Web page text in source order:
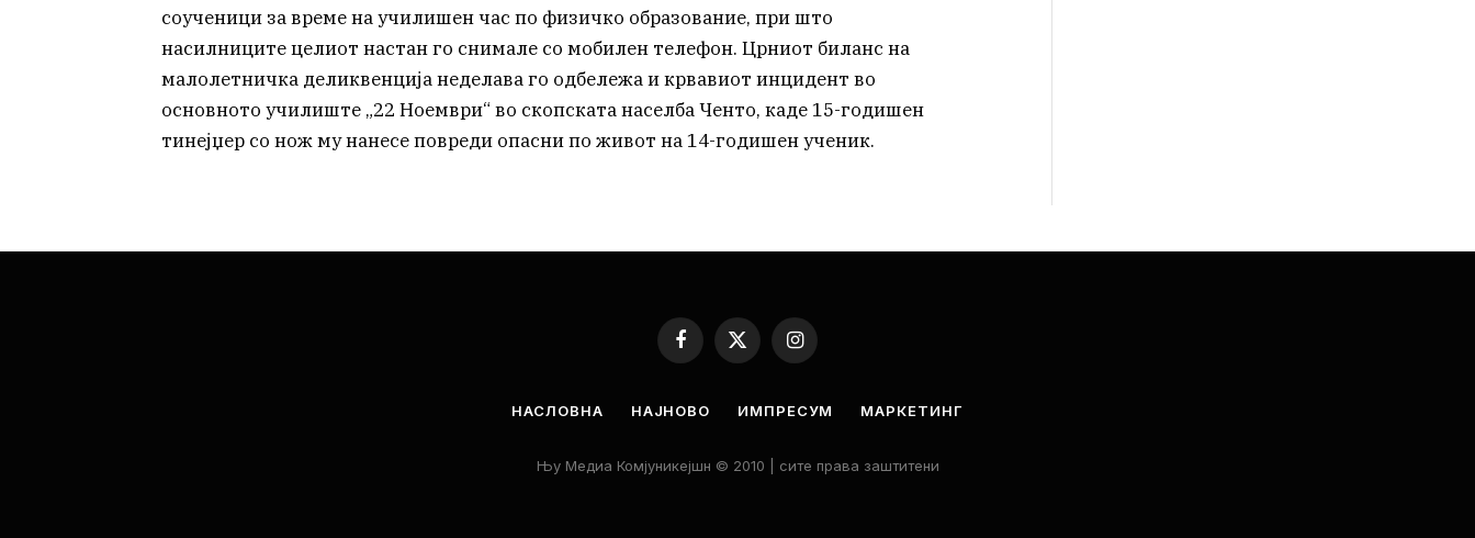
соученици за време на училишен час по физичко образование, при што
насилниците целиот настан го снимале со мобилен телефон. Црниот биланс на
малолетничка деликвенција неделава го одбележа и крвавиот инцидент во
основното училиште „22 Ноември“ во скопската населба Ченто, каде 15-годишен
тинејџер со нож му нанесе повреди опасни по живот на 14-годишен ученик.
Facebook
X
(Twitter)
Instagram
НАСЛОВНА НАЈНОВО ИМПРЕСУМ МАРКЕТИНГ
Њу Медиа Комјуникејшн © 2010 | сите права заштитени